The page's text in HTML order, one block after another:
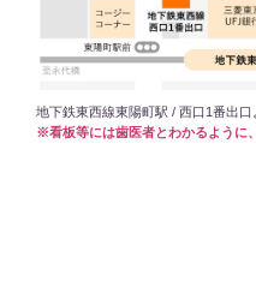
地下鉄東西線東陽町駅 / 西口1番出
※看板等には歯医者とわかるように